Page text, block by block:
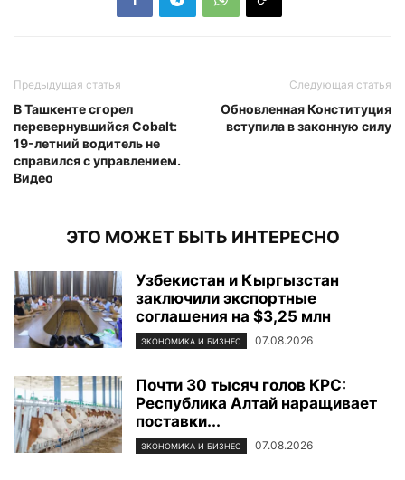
Предыдущая статья
В Ташкенте сгорел
перевернувшийся Cobalt:
19-летний водитель не
справился с управлением.
Видео
Следующая статья
Обновленная Конституция
вступила в законную силу
ЭТО МОЖЕТ БЫТЬ ИНТЕРЕСНО
Узбекистан и Кыргызстан
заключили экспортные
соглашения на $3,25 млн
ЭКОНОМИКА И БИЗНЕС 07.08.2026
Почти 30 тысяч голов КРС:
Республика Алтай наращивает
поставки...
ЭКОНОМИКА И БИЗНЕС 07.08.2026